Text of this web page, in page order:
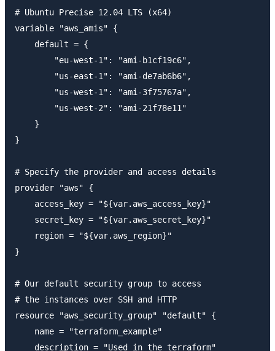
# Ubuntu Precise 12.04 LTS (x64)
variable "aws_amis" {
    default = {
        "eu-west-1": "ami-b1cf19c6",
        "us-east-1": "ami-de7ab6b6",
        "us-west-1": "ami-3f75767a",
        "us-west-2": "ami-21f78e11"
    }
}
# Specify the provider and access details
provider "aws" {
    access_key = "${var.aws_access_key}"
    secret_key = "${var.aws_secret_key}"
    region = "${var.aws_region}"
}
# Our default security group to access
# the instances over SSH and HTTP
resource "aws_security_group" "default" {
    name = "terraform_example"
    description = "Used in the terraform"